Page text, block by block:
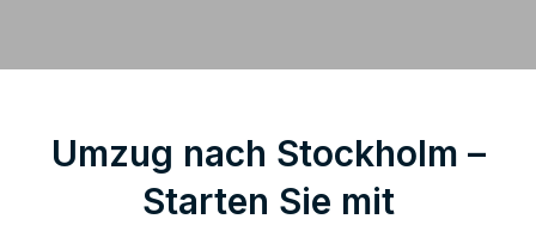
Umzug nach Stockholm –
Starten Sie mit